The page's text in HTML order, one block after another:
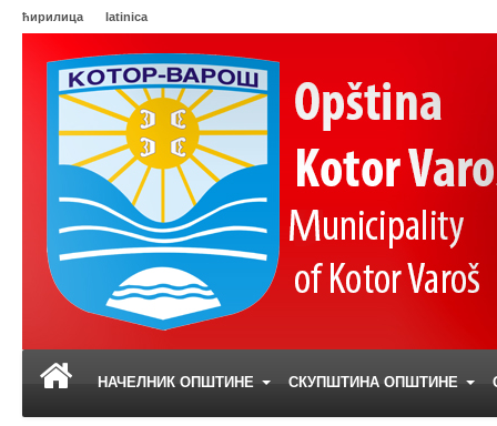
ћирилица latinica
НАЧЕЛНИК ОПШТИНЕ СКУПШТИНА ОПШТИНЕ